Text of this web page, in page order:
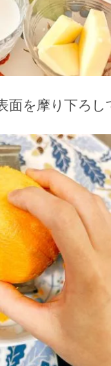
面を摩り下ろし